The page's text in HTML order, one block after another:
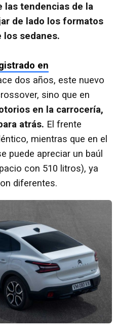
las tendencias de la
de lado los formatos
los sedanes.
en
dos años, este nuevo
sino que en
en la carrocería,
atrás. El frente
mientras que en el
puede apreciar un baúl
con 510 litros), ya
diferentes.